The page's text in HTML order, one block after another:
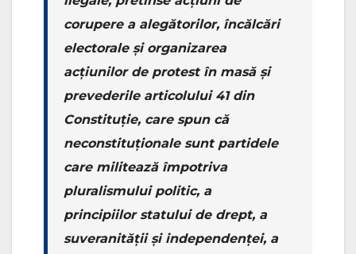
corupere a alegătorilor, încălcări
electorale și organizarea
acțiunilor de protest în masă și
prevederile articolului 41 din
Constituție, care spun că
neconstituționale sunt partidele
care militează împotriva
pluralismului politic, a
principiilor statului de drept, a
suveranității şi independenței, a